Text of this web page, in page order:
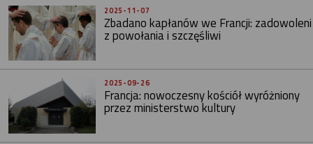
2025-11-07
Zbadano kapłanów we Francji: zadowoleni
z powołania i szczęśliwi
2025-09-26
Francja: nowoczesny kościół wyróżniony
przez ministerstwo kultury